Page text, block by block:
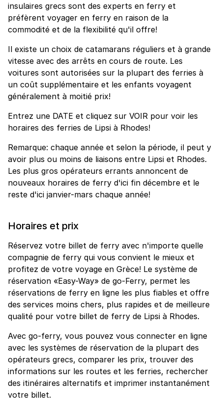
insulaires grecs sont des experts en ferry et
préfèrent voyager en ferry en raison de la
commodité et de la flexibilité qu'il offre!
Il existe un choix de catamarans réguliers et à grande
vitesse avec des arrêts en cours de route. Les
voitures sont autorisées sur la plupart des ferries à
un coût supplémentaire et les enfants voyagent
généralement à moitié prix!
Entrez une DATE et cliquez sur VOIR pour voir les
horaires des ferries de Lipsi à Rhodes!
Remarque: chaque année et selon la période, il peut y
avoir plus ou moins de liaisons entre Lipsi et Rhodes.
Les plus gros opérateurs errants annoncent de
nouveaux horaires de ferry d'ici fin décembre et le
reste d'ici janvier-mars chaque année!
Horaires et prix
Réservez votre billet de ferry avec n'importe quelle
compagnie de ferry qui vous convient le mieux et
profitez de votre voyage en Grèce! Le système de
réservation «Easy-Way» de go-Ferry, permet les
réservations de ferry en ligne les plus fiables et offre
des services moins chers, plus rapides et de meilleure
qualité pour votre billet de ferry de Lipsi à Rhodes.
Avec go-ferry, vous pouvez vous connecter en ligne
avec les systèmes de réservation de la plupart des
opérateurs grecs, comparer les prix, trouver des
informations sur les routes et les ferries, rechercher
des itinéraires alternatifs et imprimer instantanément
votre billet.